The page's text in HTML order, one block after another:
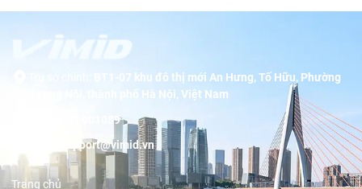
BT1-07 khu đô thị mới An Hưng, Tố Hữu, Phường
Dương Nội, thành phố Hà Nội, Việt Nam
19001089
support@vimid.vn
Trang chủ